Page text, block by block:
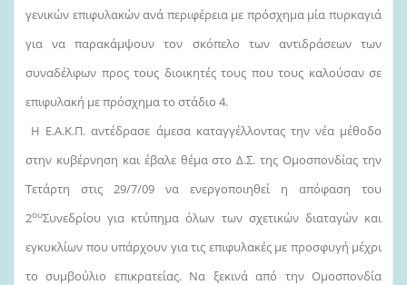
γενικών επιφυλακών ανά περιφέρεια με πρόσχημα μία πυρκαγιά
για να παρακάμψουν τον σκόπελο των αντιδράσεων των
συναδέλφων προς τους διοικητές τους που τους καλούσαν σε
επιφυλακή με πρόσχημα το στάδιο 4.
Η Ε.Α.Κ.Π. αντέδρασε άμεσα καταγγέλλοντας την νέα μέθοδο
στην κυβέρνηση και έβαλε θέμα στο Δ.Σ. της Ομοσπονδίας την
Τετάρτη στις 29/7/09 να ενεργοποιηθεί η απόφαση του
2ουΣυνεδρίου για κτύπημα όλων των σχετικών διαταγών και
εγκυκλίων που υπάρχουν για τις επιφυλακές με προσφυγή μέχρι
το συμβούλιο επικρατείας. Να ξεκινά από την Ομοσπονδία